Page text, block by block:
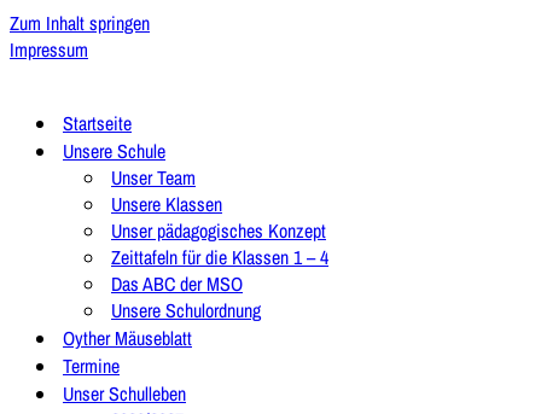
Zum Inhalt springen
Impressum
Startseite
Unsere Schule
Unser Team
Unsere Klassen
Unser pädagogisches Konzept
Zeittafeln für die Klassen 1 – 4
Das ABC der MSO
Unsere Schulordnung
Oyther Mäuseblatt
Termine
Unser Schulleben